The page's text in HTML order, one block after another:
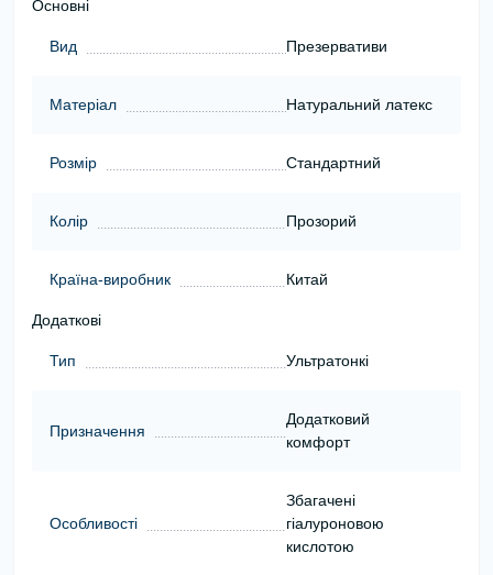
Основні
Вид Презервативи
Матеріал Натуральний латекс
Розмір Стандартний
Колір Прозорий
Країна-виробник Китай
Додаткові
Тип Ультратонкі
Призначення
Додатковий
комфорт
Особливості
Збагачені
гіалуроновою
кислотою